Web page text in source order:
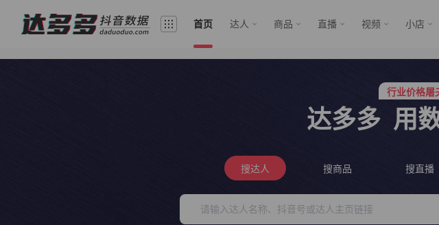
首页 达人 商品 直播 视频 小店
服务三只
行业价格
行业价格屠
达多多 用
搜达人 搜商品 搜直播